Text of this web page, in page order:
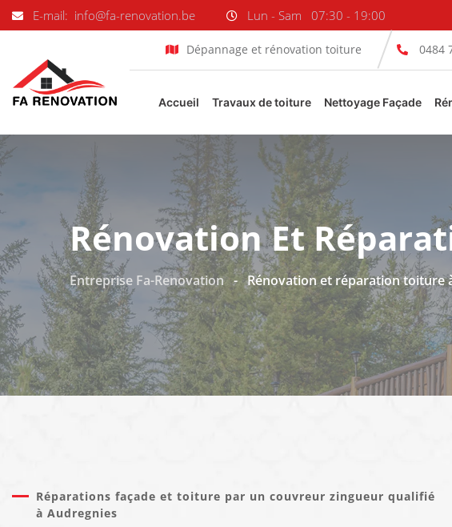
E-mail: info@fa-renovation.be Lun - Sam 07:30 - 19:00
Dépannage et rénovation toiture 0484
Accueil Travaux de toiture Nettoyage Façade
Rénovation Et
Entreprise Fa-Renovation - Rénovation et réparation toiture
Réparations façade et toiture par un couvreur zingueur qualifié
à Audregnies